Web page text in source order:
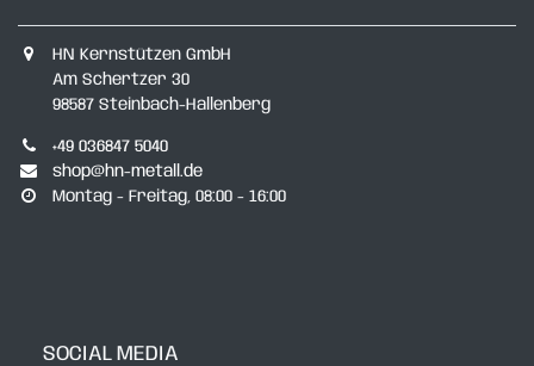
HN Kernstützen GmbH
Am Schertzer 30
98587 Steinbach-Hallenberg
+49 036847 5040
shop@hn-metall.de
Montag - Freitag, 08:00 - 16:00
SOCIAL MEDIA